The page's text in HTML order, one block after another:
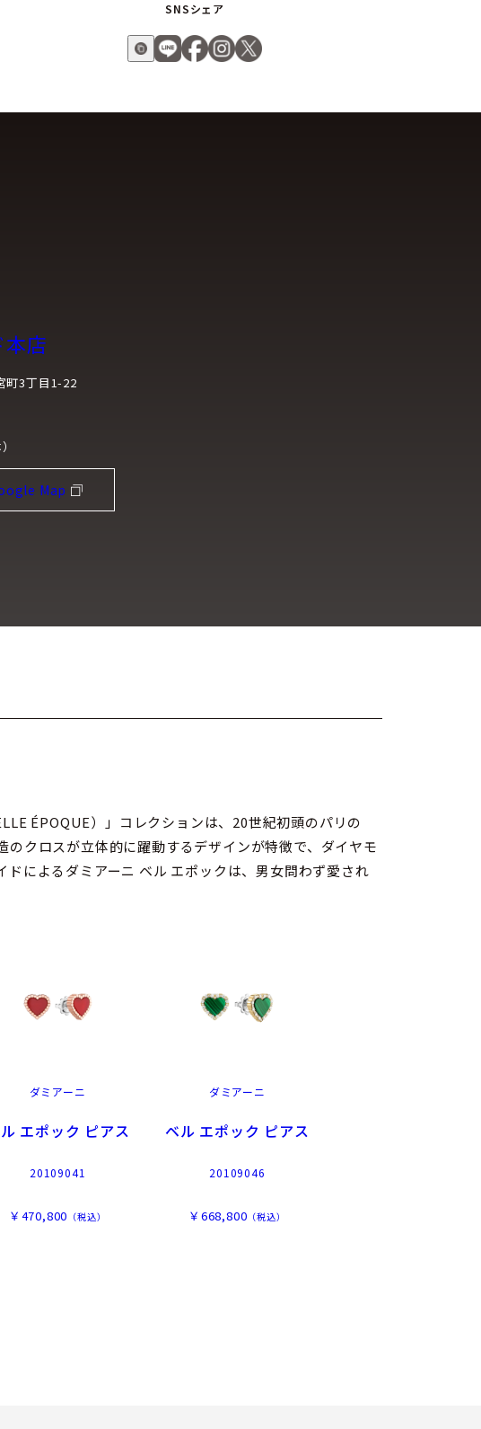
SNSシェア
店
町3丁目1-22
Map
ÉPOQUE）」コレクションは、20世紀初頭のパリの
クロスが立体的に躍動するデザインが特徴で、ダイヤモ
によるダミアーニ ベル エポックは、男女問わず愛され
ダミアーニ
エポック ピアス
20109041
￥470,800 （税込）
ダミアーニ
ベル エポック ピアス
20109046
￥668,800 （税込）